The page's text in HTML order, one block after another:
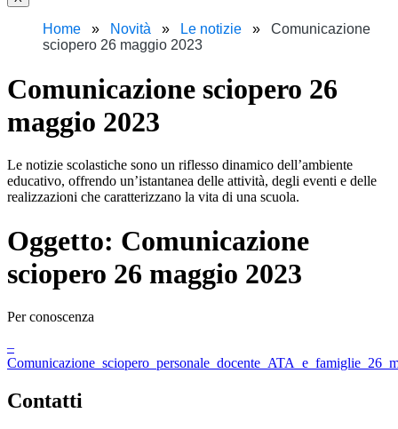
Home Novità Le notizie
Comunicazione
sciopero 26 maggio 2023
Comunicazione sciopero 26
maggio 2023
Le notizie scolastiche sono un riflesso dinamico dell’ambiente
educativo, offrendo un’istantanea delle attività, degli eventi e delle
realizzazioni che caratterizzano la vita di una scuola.
Oggetto: Comunicazione
sciopero 26 maggio 2023
Per conoscenza
–
Contatti